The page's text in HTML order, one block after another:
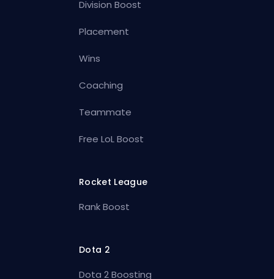
Division Boost
Placement
Wins
Coaching
Teammate
Free LoL Boost
Rocket League
Rank Boost
Dota 2
Dota 2 Boosting